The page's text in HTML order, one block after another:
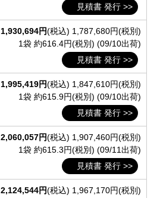
見積書 発行 >>
1,930,694円(税込) 1,787,680円(税別)
1袋 約616.4円(税別) (09/10出荷)
見積書 発行 >>
1,995,419円(税込) 1,847,610円(税別)
1袋 約615.9円(税別) (09/10出荷)
見積書 発行 >>
2,060,057円(税込) 1,907,460円(税別)
1袋 約615.3円(税別) (09/11出荷)
見積書 発行 >>
2,124,544円(税込) 1,967,170円(税別)